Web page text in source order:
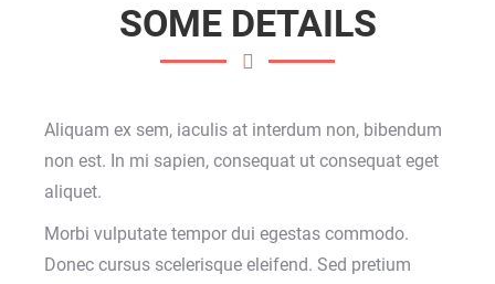
SOME DETAILS
Aliquam ex sem, iaculis at interdum non, bibendum
non est. In mi sapien, consequat ut consequat eget
aliquet.
Morbi vulputate tempor dui egestas commodo.
Donec cursus scelerisque eleifend. Sed pretium